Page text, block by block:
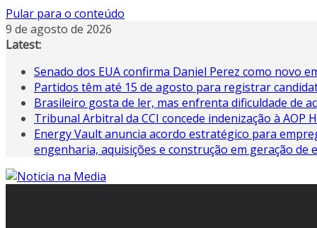
Pular para o conteúdo
9 de agosto de 2026
Latest:
Senado dos EUA confirma Daniel Perez como novo
Partidos têm até 15 de agosto para registrar
Brasileiro gosta de ler, mas enfrenta dificuldade de
Tribunal Arbitral da CCI concede indenização à AOP
Energy Vault anuncia acordo estratégico para
engenharia, aquisições e construção em geração